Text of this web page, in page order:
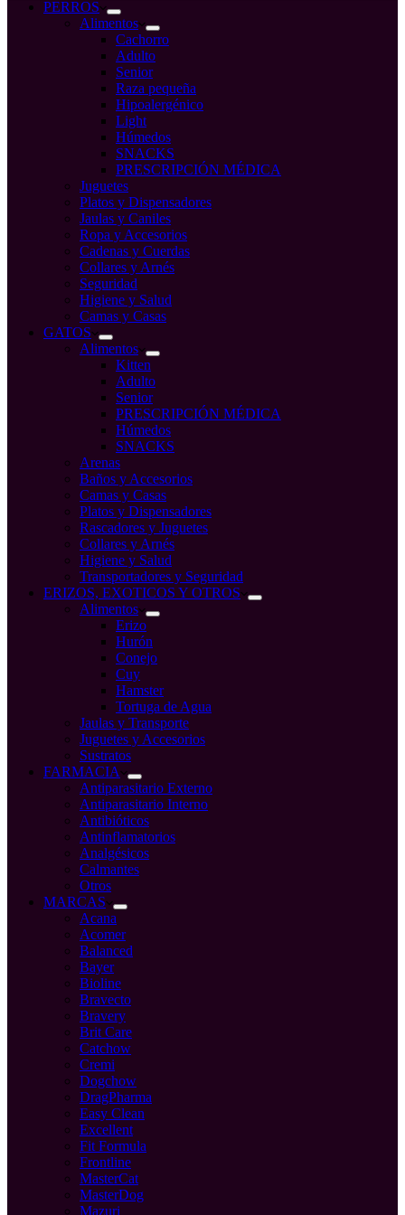
compraPERROS
Alimentos
Cachorro
Adulto
Senior
Raza pequeña
Hipoalergénico
Light
Húmedos
SNACKS
PRESCRIPCIÓN MÉDICA
Juguetes
Platos y Dispensadores
Jaulas y Caniles
Ropa y Accesorios
Cadenas y Cuerdas
Collares y Arnés
Seguridad
Higiene y Salud
Camas y Casas
GATOS
Alimentos
Kitten
Adulto
Senior
PRESCRIPCIÓN MÉDICA
Húmedos
SNACKS
Arenas
Baños y Accesorios
Camas y Casas
Platos y Dispensadores
Rascadores y Juguetes
Collares y Arnés
Higiene y Salud
Transportadores y Seguridad
ERIZOS, EXOTICOS Y OTROS
Alimentos
Erizo
Hurón
Conejo
Cuy
Hamster
Tortuga de Agua
Jaulas y Transporte
Juguetes y Accesorios
Sustratos
FARMACIA
Antiparasitario Externo
Antiparasitario Interno
Antibióticos
Antinflamatorios
Analgésicos
Calmantes
Otros
MARCAS
Acana
Acomer
Balanced
Bayer
Bioline
Bravecto
Bravery
Brit Care
Catchow
Cremi
Dogchow
DragPharma
Easy Clean
Excellent
Fit Formula
Frontline
MasterCat
MasterDog
Mazuri